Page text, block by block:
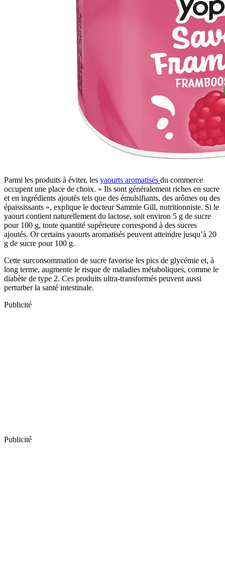
Parmi les produits à éviter, les yaourts aromatisés du commerce
occupent une place de choix. « Ils sont généralement riches en sucre
et en ingrédients ajoutés tels que des émulsifiants, des arômes ou des
épaississants », explique le docteur Sammie Gill, nutritionniste. Si le
yaourt contient naturellement du lactose, soit environ 5 g de sucre
pour 100 g, toute quantité supérieure correspond à des sucres
ajoutés. Or certains yaourts aromatisés peuvent atteindre jusqu’à 20
g de sucre pour 100 g.
Cette surconsommation de sucre favorise les pics de glycémie et, à
long terme, augmente le risque de maladies métaboliques, comme le
diabète de type 2. Ces produits ultra-transformés peuvent aussi
perturber la santé intestinale.
Publicité
Publicité